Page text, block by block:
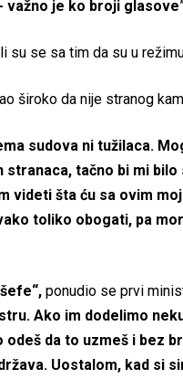
važno je ko broji glasove
su se sa tim da su u režimu
široko da nije stranog
sudova ni tužilaca.
stranaca, tačno bi mi
videti šta ću sa ovim
toliko obogati, pa
ponudio se prvi
Ako im dodelimo
odeš da to uzmeš i bez
Uostalom, kad si